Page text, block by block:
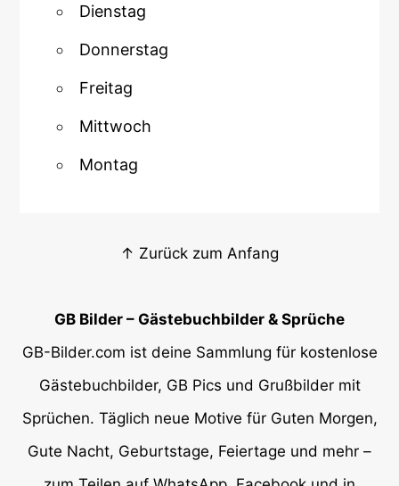
Dienstag
Donnerstag
Freitag
Mittwoch
Montag
↑ Zurück zum Anfang
GB Bilder – Gästebuchbilder & Sprüche
GB-Bilder.com ist deine Sammlung für kostenlose
Gästebuchbilder, GB Pics und Grußbilder mit
Sprüchen. Täglich neue Motive für Guten Morgen,
Gute Nacht, Geburtstage, Feiertage und mehr –